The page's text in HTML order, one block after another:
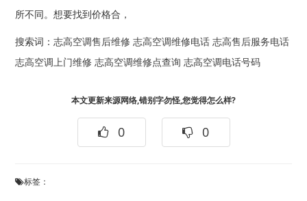
所不同。想要找到价格合，
搜索词：志高空调售后维修 志高空调维修电话 志高售后服务电话
志高空调上门维修 志高空调维修点查询 志高空调电话号码
本文更新来源网络,错别字勿怪,您觉得怎么样?
0 0
标签：